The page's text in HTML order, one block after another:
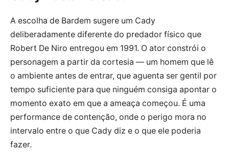
A escolha de Bardem sugere um Cady
deliberadamente diferente do predador físico que
Robert De Niro entregou em 1991. O ator constrói o
personagem a partir da cortesia — um homem que lê
o ambiente antes de entrar, que aguenta ser gentil por
tempo suficiente para que ninguém consiga apontar o
momento exato em que a ameaça começou. É uma
performance de contenção, onde o perigo mora no
intervalo entre o que Cady diz e o que ele poderia
fazer.